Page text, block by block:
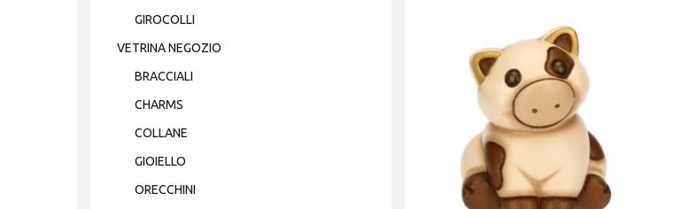
GIROCOLLI
VETRINA NEGOZIO
BRACCIALI
CHARMS
COLLANE
GIOIELLO
ORECCHINI